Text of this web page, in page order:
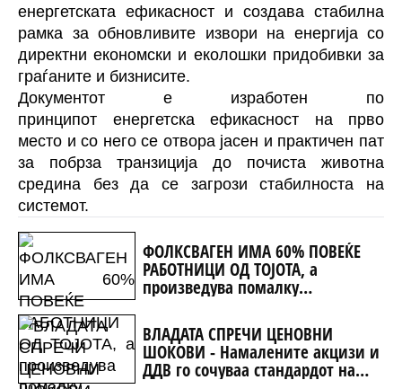
енергетската ефикасност и создава стабилна
рамка за обновливите извори на енергија со
директни економски и еколошки придобивки за
граѓаните и бизнисите.
Документот е изработен по
принципот
енергетска ефикасност на прво
место и со него се отвора јасен и практичен пат
за побрза транзиција до почиста животна
средина без да се загрози стабилноста на
системот.
ФОЛКСВАГЕН ИМА 60% ПОВЕЌЕ
РАБОТНИЦИ ОД ТОЈОТА, а
произведува помалку
ВЛАДАТА СПРЕЧИ ЦЕНОВНИ
ШОКОВИ - Намалените акцизи и
ДДВ го сочуваа стандардот на